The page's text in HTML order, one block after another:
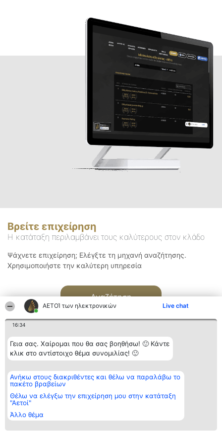
ΑΕΤΟΊ των ηλεκτρονικών Live chat
16:34
Γεια σας. Χαίρομαι που θα σας βοηθήσω! 🙂 Κάντε
κλικ στο αντίστοιχο θέμα συνομιλίας! 🙂
Ανήκω στους διακριθέντες και θέλω να παραλάβω το
πακέτο βραβείων
Θέλω να ελέγξω την επιχείρηση μου στην κατάταξη
"Αετοί"
Άλλο θέμα
Βρείτε επιχείρηση
Η κατάταξη περιλαμβάνει τους καλύτερους στον κλάδο
Ψάχνετε επιχείρηση; Ελέγξτε τη μηχανή αναζήτησης.
Χρησιμοποιήστε την καλύτερη υπηρεσία
Αναζήτηση
Διοργανωτής της
κατάταξης
BEAUTIFUL COMPANY
ΤΗΛ. ΕΠΙΚΟΙΝΩΝΙΑΣ:
2104128019
email:
aetoi@beautifulcompany.co
Κατάταξη
Διακριθέντες
των
διακριθέντων
προϋποθέσεις
Επικοινωνία
Επικοινωνία